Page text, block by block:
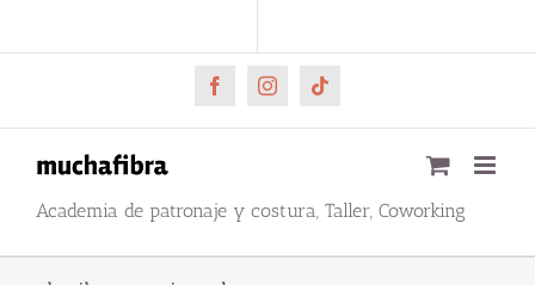
al
FacebookInstagramTiktok
Academia de patronaje y costura, Taller, Coworking